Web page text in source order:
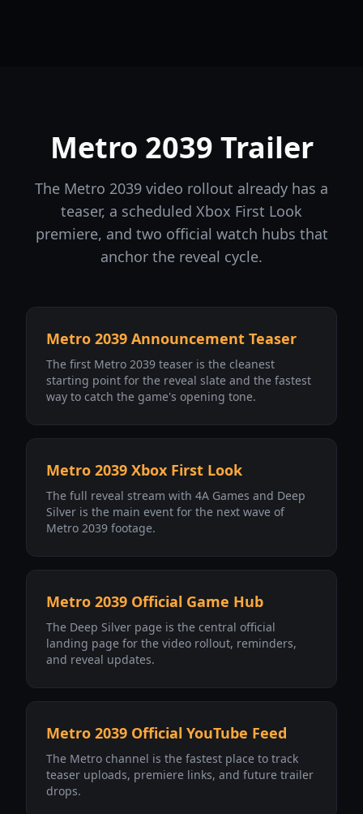
Metro 2039 Trailer
The Metro 2039 video rollout already has a
teaser, a scheduled Xbox First Look
premiere, and two official watch hubs that
anchor the reveal cycle.
Metro 2039 Announcement Teaser
The first Metro 2039 teaser is the cleanest
starting point for the reveal slate and the fastest
way to catch the game's opening tone.
Metro 2039 Xbox First Look
The full reveal stream with 4A Games and Deep
Silver is the main event for the next wave of
Metro 2039 footage.
Metro 2039 Official Game Hub
The Deep Silver page is the central official
landing page for the video rollout, reminders,
and reveal updates.
Metro 2039 Official YouTube Feed
The Metro channel is the fastest place to track
teaser uploads, premiere links, and future trailer
drops.